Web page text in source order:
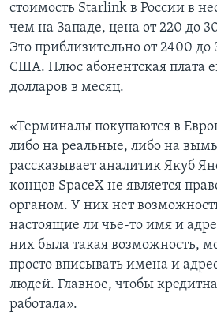
стоимость Starlink в России в
чем на Западе, цена от 220 до
Это приблизительно от 2400 до
США. Плюс абонентская плата
долларов в месяц.
«Терминалы покупаются в
либо на реальные, либо на
рассказывает аналитик Якуб
концов SpaceX не является
органом. У них нет
настоящие ли чье-то имя и
них была такая возможность,
просто вписывать имена и
людей. Главное, чтобы
работала».